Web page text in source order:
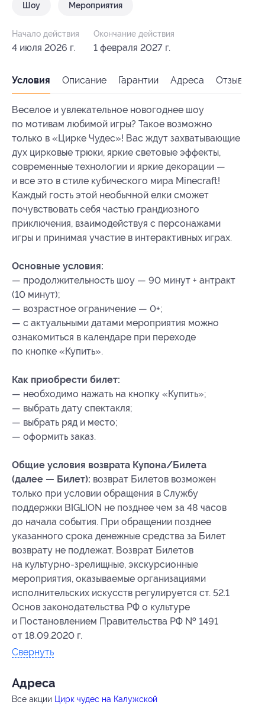
Шоу Мероприятия
Начало действия
4 июля 2026 г.
Окончание действия
1 февраля 2027 г.
Условия Описание Гарантии Адреса Отзывы
Веселое и увлекательное новогоднее шоу
по мотивам любимой игры? Такое возможно
только в «Цирке Чудес»! Вас ждут захватывающие
дух цирковые трюки, яркие световые эффекты,
современные технологии и яркие декорации —
и все это в стиле кубического мира Minecraft!
Каждый гость этой необычной елки сможет
почувствовать себя частью грандиозного
приключения, взаимодействуя с персонажами
игры и принимая участие в интерактивных играх.
Основные условия:
— продолжительность шоу — 90 минут + антракт
(10 минут);
— возрастное ограничение — 0+;
— с актуальными датами мероприятия можно
ознакомиться в календаре при переходе
по кнопке «Купить».
Как приобрести билет:
— необходимо нажать на кнопку «Купить»;
— выбрать дату спектакля;
— выбрать ряд и место;
— оформить заказ.
Общие условия возврата Купона/Билета
(далее — Билет): возврат Билетов возможен
только при условии обращения в Службу
поддержки BIGLION не позднее чем за 48 часов
до начала события. При обращении позднее
указанного срока денежные средства за Билет
возврату не подлежат. Возврат Билетов
на культурно-зрелищные, экскурсионные
мероприятия, оказываемые организациями
исполнительских искусств регулируется ст. 52.1
Основ законодательства РФ о культуре
и Постановлением Правительства РФ № 1491
от 18.09.2020 г.
Свернуть
Адресa
Все акции
Цирк чудес на Калужской